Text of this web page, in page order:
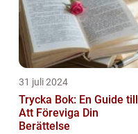
31 juli 2024
Trycka Bok: En Guide till
Att Föreviga Din
Berättelse